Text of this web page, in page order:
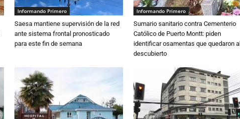
Informando Primero
Saesa mantiene supervisión de la red
ante sistema frontal pronosticado
para este fin de semana
Informando Primero
Sumario sanitario contra Cementerio
Católico de Puerto Montt: piden
identificar osamentas que quedaron al
descubierto